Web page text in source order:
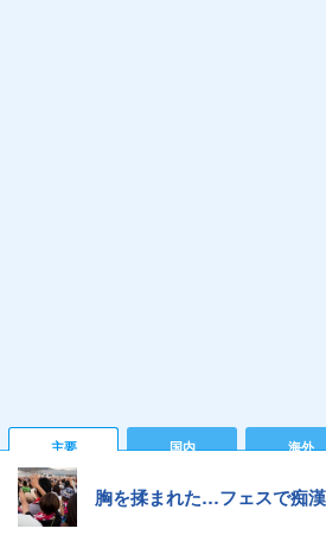
主要 国内 海外
胸を揉まれた…フェスで痴